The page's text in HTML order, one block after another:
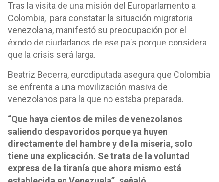
Tras la visita de una misión del Europarlamento a
Colombia, para constatar la situación migratoria
venezolana, manifestó su preocupación por el
éxodo de ciudadanos de ese país porque considera
que la crisis será larga.
Beatriz Becerra, eurodiputada asegura que Colombia
se enfrenta a una movilización masiva de
venezolanos para la que no estaba preparada.
“Que haya cientos de miles de venezolanos
saliendo despavoridos porque ya huyen
directamente del hambre y de la miseria, solo
tiene una explicación. Se trata de la voluntad
expresa de la tiranía que ahora mismo está